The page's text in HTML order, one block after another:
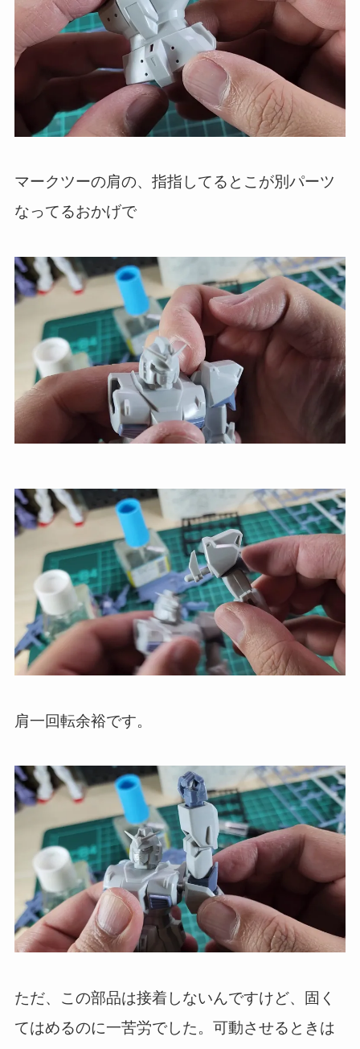
マークツーの肩の、指指してるとこが別パーツ
なってるおかげで
肩一回転余裕です。
ただ、この部品は接着しないんですけど、固く
てはめるのに一苦労でした。可動させるときは